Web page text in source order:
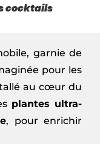
cocktails
garnie de
pour les
au cœur du
plantes ultra-
, pour enrichir